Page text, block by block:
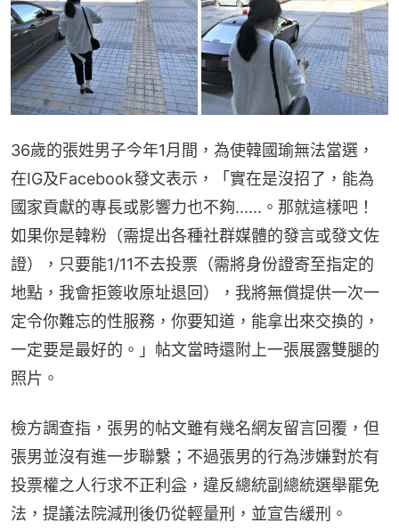
36歲的張姓男子今年1月間，為使韓國瑜無法當選，
在IG及Facebook發文表示，「實在是沒招了，能為
國家貢獻的專長或影響力也不夠......。那就這樣吧！
如果你是韓粉（需提出各種社群媒體的發言或發文佐
證），只要能1/11不去投票（需將身份證寄至指定的
地點，我會拒簽收原址退回），我將無償提供一次一
定令你難忘的性服務，你要知道，能拿出來交換的，
一定要是最好的。」帖文當時還附上一張展露雙腿的
照片。
檢方調查指，張男的帖文雖有幾名網友留言回覆，但
張男並沒有進一步聯繫；不過張男的行為涉嫌對於有
投票權之人行求不正利益，違反總統副總統選舉罷免
法，提議法院減刑後仍從輕量刑，並宣告緩刑。